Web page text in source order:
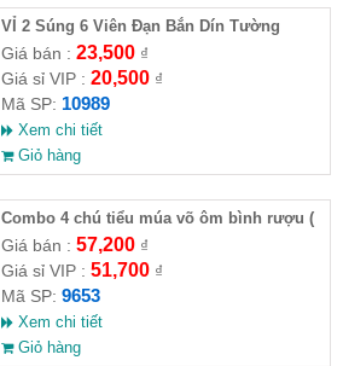
VỈ 2 Súng 6 Viên Đạn Bắn Dín Tường
Giá bán : 23,500₫
Giá sỉ VIP : 20,500₫
Mã SP: 10989
Xem chi tiết
Giỏ hàng
Combo 4 chú tiểu múa võ ôm bình rượu (
HĐ )
Giá bán : 57,200₫
Giá sỉ VIP : 51,700₫
Mã SP: 9653
Xem chi tiết
Giỏ hàng